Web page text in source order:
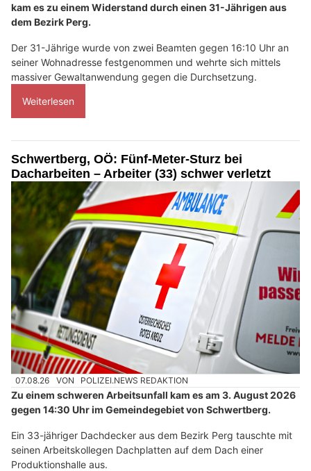
kam es zu einem Widerstand durch einen 31-Jährigen aus
dem Bezirk Perg.
Der 31-Jährige wurde von zwei Beamten gegen 16:10 Uhr an
seiner Wohnadresse festgenommen und wehrte sich mittels
massiver Gewaltanwendung gegen die Durchsetzung.
Weiterlesen
Schwertberg, OÖ: Fünf-Meter-Sturz bei
Dacharbeiten – Arbeiter (33) schwer verletzt
07.08.26 VON POLIZEI.NEWS REDAKTION
Zu einem schweren Arbeitsunfall kam es am 3. August 2026
gegen 14:30 Uhr im Gemeindegebiet von Schwertberg.
Ein 33-jähriger Dachdecker aus dem Bezirk Perg tauschte mit
seinen Arbeitskollegen Dachplatten auf dem Dach einer
Produktionshalle aus.